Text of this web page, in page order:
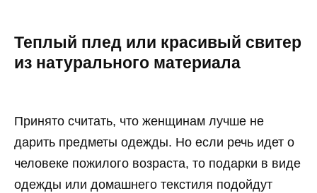
Теплый плед или красивый свитер
из натурального материала
Принято считать, что женщинам лучше не
дарить предметы одежды. Но если речь идет о
человеке пожилого возраста, то подарки в виде
одежды или домашнего текстиля подойдут